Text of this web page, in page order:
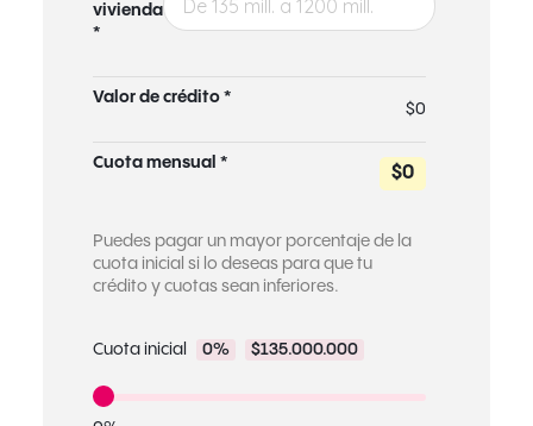
vivienda
*
Valor de crédito *
$0
Cuota mensual *
$0
Puedes pagar un mayor porcentaje de la
cuota inicial si lo deseas para que tu
crédito y cuotas sean inferiores.
Cuota inicial 0% $135.000.000